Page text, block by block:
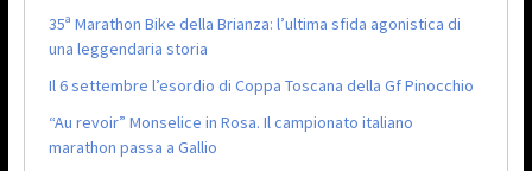
35ª Marathon Bike della Brianza: l’ultima sfida agonistica di
una leggendaria storia
Il 6 settembre l’esordio di Coppa Toscana della Gf Pinocchio
“Au revoir” Monselice in Rosa. Il campionato italiano
marathon passa a Gallio